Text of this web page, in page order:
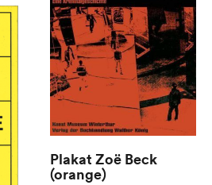
Plakat Zoë Beck
(orange)